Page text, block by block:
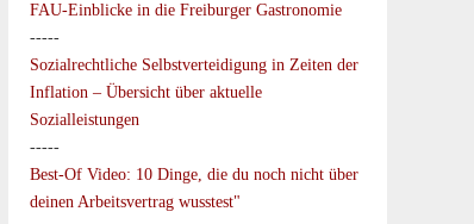
FAU-Einblicke in die Freiburger Gastronomie
-----
Sozialrechtliche Selbstverteidigung in Zeiten der
Inflation – Übersicht über aktuelle
Sozialleistungen
-----
Best-Of Video: 10 Dinge, die du noch nicht über
deinen Arbeitsvertrag wusstest"